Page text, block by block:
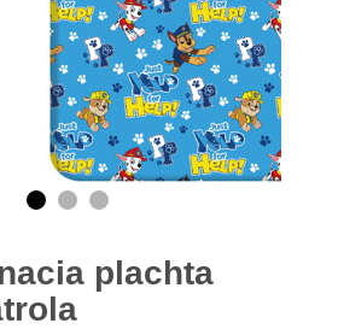
plachta